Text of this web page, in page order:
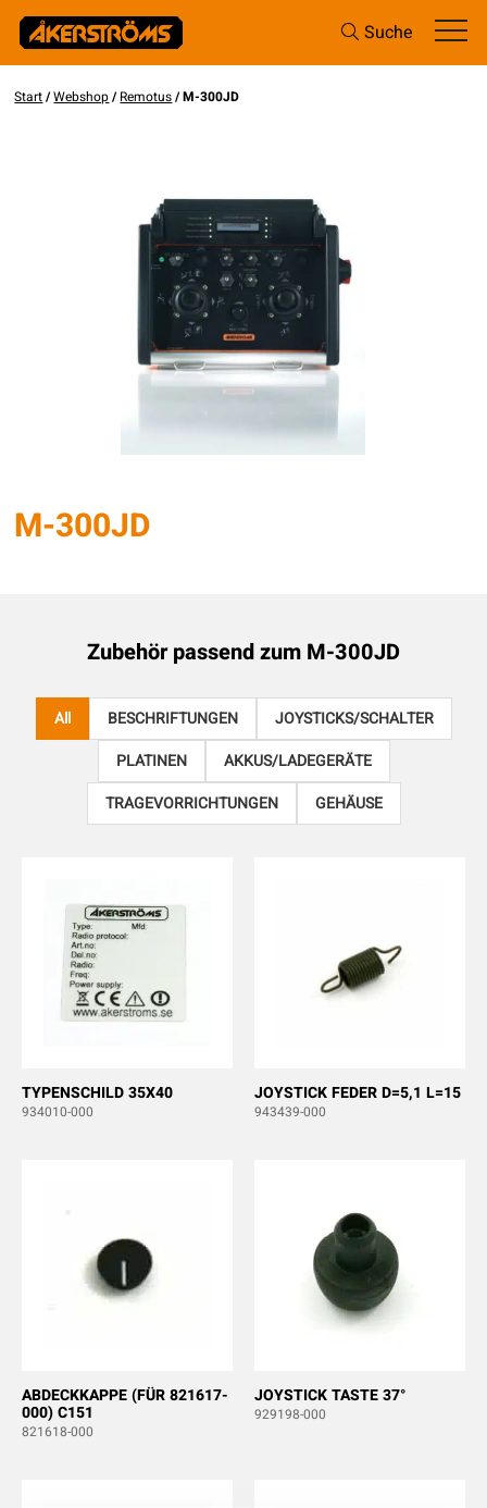
Suche
Start/Webshop/Remotus/ M-300JD
M-300JD
Zubehör passend zum M-300JD
All BESCHRIFTUNGEN
JOYSTICKS/SCHALTER
PLATINEN
AKKUS/LADEGERÄTE
TRAGEVORRICHTUNGEN
GEHÄUSE
TYPENSCHILD 35X40
934010-000
JOYSTICK FEDER D=5,1 L=15
943439-000
ABDECKKAPPE (FÜR 821617-
000) C151
821618-000
JOYSTICK TASTE 37°
929198-000